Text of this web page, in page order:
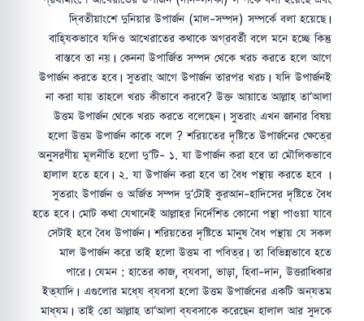
দ্বিতীয়াংশে দুনিয়ার উপার্জন (মাল-সম্পদ) সম্পর্কে বলা হয়েছে।
বাহ্যিকভাবে যদিও আখেরাতের কথাকে অগ্রবর্তী বলে মনে হচ্ছে কিন্তু
বাস্তবে তা নয়। কেননা উপার্জিত সম্পদ থেকে খরচ করতে হলে আগে
উপার্জন করতে হবে। সুতরাং আগে উপার্জন তারপর খরচ। যদি উপার্জনই
না করা যায় তাহলে খরচ কীভাবে করবে? উক্ত আয়াতে আল্লাহ তা‘আলা
উত্তম উপার্জন থেকে খরচ করতে বলেছেন। সুতরাং এখন জানার বিষয়
হলো উত্তম উপার্জন কাকে বলে ? শরিয়তের দৃষ্টিতে উপার্জনের ক্ষেত্রে
অনুসরণীয় মূলনীতি হলো দু‘টি- ১. যা উপার্জন করা হবে তা মৌলিকভাবে
হালাল হতে হবে। ২. যা উপার্জন করা হবে তা বৈধ পন্থায় করতে হবে ।
সুতরাং উপার্জন ও অর্জিত সম্পদ দু‘টোই কুরআন-হাদিসের দৃষ্টিতে বৈধ
হতে হবে। মোট কথা যেখানেই আল্লাহর নির্দেশিত কোনো পন্থা পাওয়া যাবে
সেটাই হবে বৈধ উপার্জন। শরিয়তের দৃষ্টিতে মানুষ বৈধ পন্থায় যে সকল
মাল উপার্জন করে তাই হলো উত্তম বা পবিত্র। তা বিভিন্নভাবে হতে
পারে। যেমন : হাতের কাজ, ব্যবসা, ভাড়া, হিবা-দান, উত্তরাধিকার
ইত্যাদি। এগুলোর মধ্যে ব্যবসা হলো উত্তম উপার্জনের একটি অন্যতম
মাধ্যম। তাই তো আল্লাহ তা‘আলা ব্যবসাকে করেছেন হালাল আর সুদকে